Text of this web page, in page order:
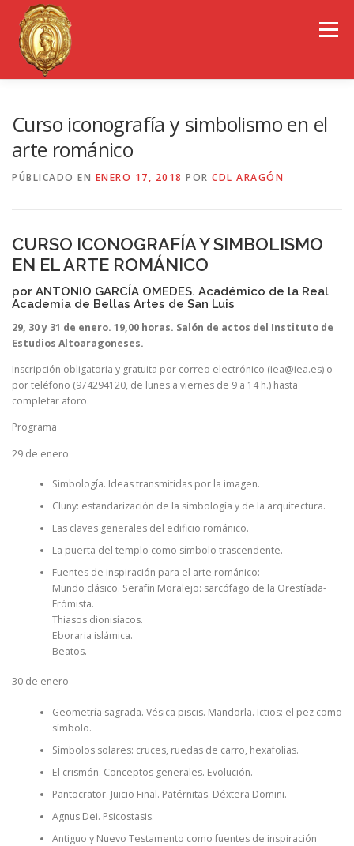
contenido
Menú
REVISTA CDL-ARAGÓN
Curso iconografía y simbolismo en el
arte románico
PÚBLICADO EN ENERO 17, 2018 POR CDL ARAGÓN
CURSO ICONOGRAFÍA Y SIMBOLISMO
EN EL ARTE ROMÁNICO
por ANTONIO GARCÍA OMEDES. Académico de la Real
Academia de Bellas Artes de San Luis
29, 30 y 31 de enero. 19,00 horas. Salón de actos del Instituto de
Estudios Altoaragoneses.
Inscripción obligatoria y gratuita por correo electrónico (iea@iea.es) o
por teléfono (974294120, de lunes a viernes de 9 a 14 h.) hasta
completar aforo.
Programa
29 de enero
Simbología. Ideas transmitidas por la imagen.
Cluny: estandarización de la simbología y de la arquitectura.
Las claves generales del edificio románico.
La puerta del templo como símbolo trascendente.
Fuentes de inspiración para el arte románico:
Mundo clásico. Serafín Moralejo: sarcófago de la Orestíada-
Frómista.
Thiasos dionisíacos.
Eboraria islámica.
Beatos.
30 de enero
Geometría sagrada. Vésica piscis. Mandorla. Ictios: el pez como
símbolo.
Símbolos solares: cruces, ruedas de carro, hexafolias.
El crismón. Conceptos generales. Evolución.
Pantocrator. Juicio Final. Patérnitas. Déxtera Domini.
Agnus Dei. Psicostasis.
Antiguo y Nuevo Testamento como fuentes de inspiración